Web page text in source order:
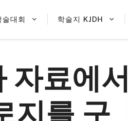
대회 학술지 KJDH
자료에서
지를 구